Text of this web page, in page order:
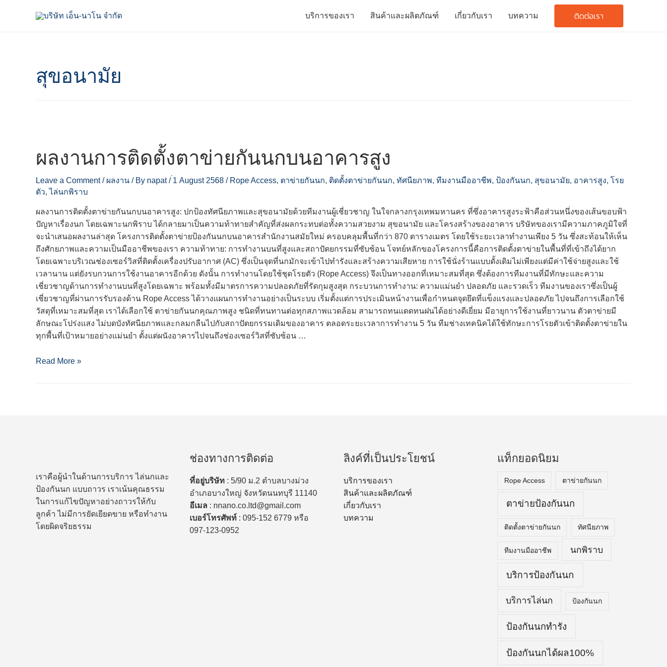
บริการของเรา สินค้าและผลิตภัณฑ์ เกี่ยวกับเรา บทความ ติดต่อเรา
สุขอนามัย
ผลงานการติดตั้งตาข่ายกันนกบนอาคารสูง
Leave a Comment / ผลงาน / By napat / ่1 August 2568 / Rope Access, ตาข่ายกันนก, ติดตั้งตาข่ายกันนก, ทัศนียภาพ, ทีมงานมืออาชีพ, ป้องกันนก, สุขอนามัย, อาคารสูง, โรย
ตัว,ไล่นกพิราบ
ผลงานการติดตั้งตาข่ายกันนกบนอาคารสูง: ปกป้องทัศนียภาพและสุขอนามัยด้วยทีมงานผู้เชี่ยวชาญ ในใจกลางกรุงเทพมหานคร ที่ซึ่งอาคารสูงระฟ้าคือส่วนหนึ่งของเส้นขอบฟ้า
ปัญหาเรื่องนก โดยเฉพาะนกพิราบ ได้กลายมาเป็นความท้าทายสำคัญที่ส่งผลกระทบต่อทั้งความสวยงาม สุขอนามัย และโครงสร้างของอาคาร บริษัทของเรามีความภาคภูมิใจที่
จะนำเสนอผลงานล่าสุด โครงการติดตั้งตาข่ายป้องกันนกบนอาคารสำนักงานสมัยใหม่ ครอบคลุมพื้นที่กว่า 870 ตารางเมตร โดยใช้ระยะเวลาทำงานเพียง 5 วัน ซึ่งสะท้อนให้เห็น
ถึงศักยภาพและความเป็นมืออาชีพของเรา ความท้าทาย: การทำงานบนที่สูงและสถาปัตยกรรมที่ซับซ้อน โจทย์หลักของโครงการนี้คือการติดตั้งตาข่ายในพื้นที่ที่เข้าถึงได้ยาก
โดยเฉพาะบริเวณช่องเซอร์วิสที่ติดตั้งเครื่องปรับอากาศ (AC) ซึ่งเป็นจุดที่นกมักจะเข้าไปทำรังและสร้างความเสียหาย การใช้นั่งร้านแบบดั้งเดิมไม่เพียงแต่มีค่าใช้จ่ายสูงและใช้
เวลานาน แต่ยังรบกวนการใช้งานอาคารอีกด้วย ดังนั้น การทำงานโดยใช้ชุดโรยตัว (Rope Access) จึงเป็นทางออกที่เหมาะสมที่สุด ซึ่งต้องการทีมงานที่มีทักษะและความ
เชี่ยวชาญด้านการทำงานบนที่สูงโดยเฉพาะ พร้อมทั้งมีมาตรการความปลอดภัยที่รัดกุมสูงสุด กระบวนการทำงาน: ความแม่นยำ ปลอดภัย และรวดเร็ว ทีมงานของเราซึ่งเป็นผู้
เชี่ยวชาญที่ผ่านการรับรองด้าน Rope Access ได้วางแผนการทำงานอย่างเป็นระบบ เริ่มตั้งแต่การประเมินหน้างานเพื่อกำหนดจุดยึดที่แข็งแรงและปลอดภัย ไปจนถึงการเลือกใช้
วัสดุที่เหมาะสมที่สุด เราได้เลือกใช้ ตาข่ายกันนกคุณภาพสูง ชนิดที่ทนทานต่อทุกสภาพแวดล้อม สามารถทนแดดทนฝนได้อย่างดีเยี่ยม มีอายุการใช้งานที่ยาวนาน ตัวตาข่ายมี
ลักษณะโปร่งแสง ไม่บดบังทัศนียภาพและกลมกลืนไปกับสถาปัตยกรรมเดิมของอาคาร ตลอดระยะเวลาการทำงาน 5 วัน ทีมช่างเทคนิคได้ใช้ทักษะการโรยตัวเข้าติดตั้งตาข่ายใน
ทุกพื้นที่เป้าหมายอย่างแม่นยำ ตั้งแต่ผนังอาคารไปจนถึงช่องเซอร์วิสที่ซับซ้อน …
ผล
Read More »
เราคือผู้นำในด้านการบริการ ไล่นกและ
ป้องกันนก แบบถาวร เราเน้นคุณธรรม
ในการแก้ไขปัญหาอย่างถาวรให้กับ
ลูกค้า ไม่มีการยัดเยียดขาย หรือทำงาน
โดยผิดจริยธรรม
ช่องทางการติดต่อ
ที่อยู่บริษัท : 5/90 ม.2 ตำบลบางม่วง
อำเภอบางใหญ่ จังหวัดนนทบุรี 11140
อีเมล : nnano.co.ltd@gmail.com
เบอร์โทรศัพท์ : 095-152 6779 หรือ
097-123-0952
ลิงค์ที่เป็นประโยชน์
บริการของเรา
สินค้าและผลิตภัณฑ์
เกี่ยวกับเรา
บทความ
แท็กยอดนิยม
Rope Access ตาข่ายกันนก
ตาข่ายป้องกันนก
ติดตั้งตาข่ายกันนก ทัศนียภาพ
ทีมงานมืออาชีพ นกพิราบ
บริการป้องกันนก
บริการไล่นก ป้องกันนก
ป้องกันนกทำรัง
ป้องกันนกได้ผล100%